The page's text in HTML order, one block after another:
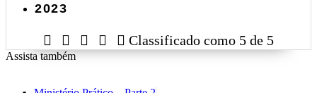
2023
     Classificado como 5 de 5
Assista também